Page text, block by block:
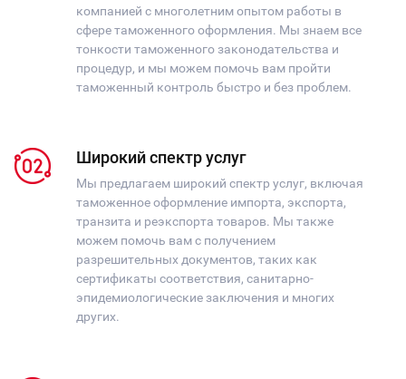
компанией с многолетним опытом работы в
сфере таможенного оформления. Мы знаем все
тонкости таможенного законодательства и
процедур, и мы можем помочь вам пройти
таможенный контроль быстро и без проблем.
Широкий спектр услуг
Мы предлагаем широкий спектр услуг, включая
таможенное оформление импорта, экспорта,
транзита и реэкспорта товаров. Мы также
можем помочь вам с получением
разрешительных документов, таких как
сертификаты соответствия, санитарно-
эпидемиологические заключения и многих
других.